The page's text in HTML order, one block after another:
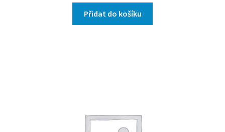
Přidat do košíku